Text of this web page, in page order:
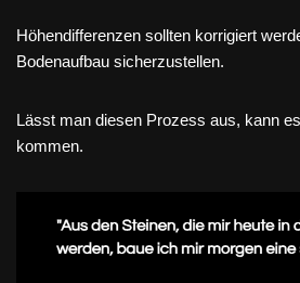
Höhendifferenzen sollten korrigiert
Bodenaufbau sicherzustellen.
Lässt man diesen Prozess aus, kann
kommen.